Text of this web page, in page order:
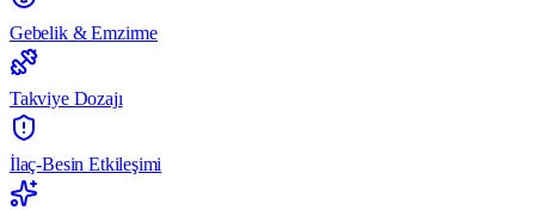
Gebelik & Emzirme
Takviye Dozajı
İlaç-Besin Etkileşimi